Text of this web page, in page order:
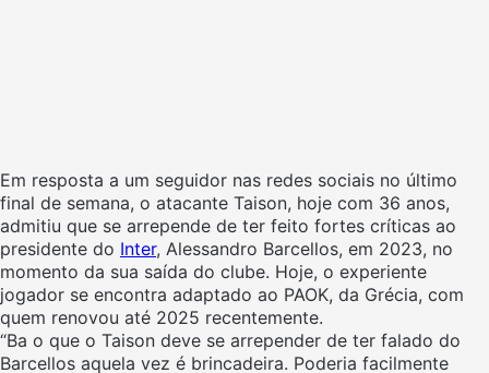
Em resposta a um seguidor nas redes sociais no último
final de semana, o atacante Taison, hoje com 36 anos,
admitiu que se arrepende de ter feito fortes críticas ao
presidente do Inter, Alessandro Barcellos, em 2023, no
momento da sua saída do clube. Hoje, o experiente
jogador se encontra adaptado ao PAOK, da Grécia, com
quem renovou até 2025 recentemente.
“Ba o que o Taison deve se arrepender de ter falado do
Barcellos aquela vez é brincadeira. Poderia facilmente